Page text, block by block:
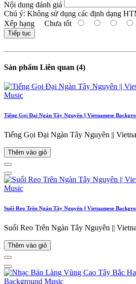
Nội dung đánh giá
Chú ý: Không sử dụng các định dạng
Xếp hạng Chưa tốt
Tiếp tục
Sản phẩm Liên quan (4)
Tiếng Gọi Đại Ngàn Tây Nguyên || Vietnamese
Tiếng Gọi Đại Ngàn Tây Nguyên ||
Thêm vào giỏ
Suối Reo Trên Ngàn Tây Nguyên || Vietnamese
Suối Reo Trên Ngàn Tây Nguyên ||
Thêm vào giỏ